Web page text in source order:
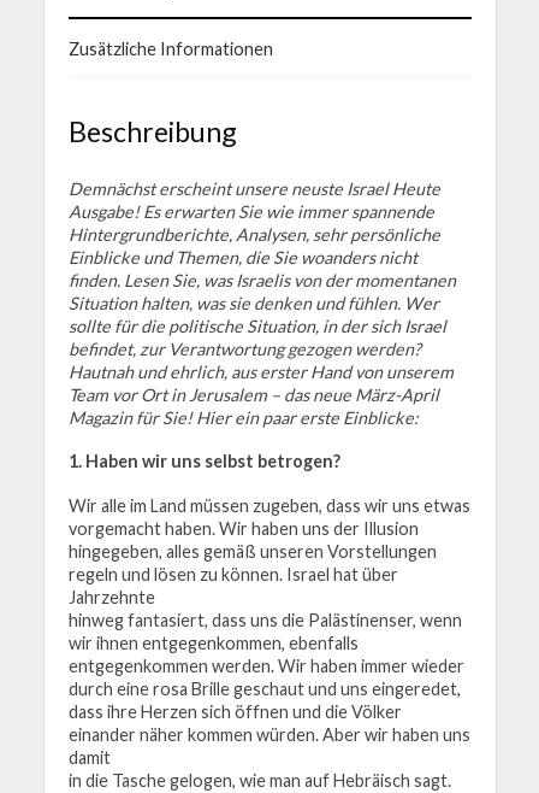
Zusätzliche Informationen
Beschreibung
Demnächst erscheint unsere neuste Israel Heute
Ausgabe! Es erwarten Sie wie immer spannende
Hintergrundberichte, Analysen, sehr persönliche
Einblicke und Themen, die Sie woanders nicht
finden. Lesen Sie, was Israelis von der momentanen
Situation halten, was sie denken und fühlen. Wer
sollte für die politische Situation, in der sich Israel
befindet, zur Verantwortung gezogen werden?
Hautnah und ehrlich, aus erster Hand von unserem
Team vor Ort in Jerusalem – das neue März-April
Magazin für Sie! Hier ein paar erste Einblicke:
1. Haben wir uns selbst betrogen?
Wir alle im Land müssen zugeben, dass wir uns etwas
vorgemacht haben. Wir haben uns der Illusion
hingegeben, alles gemäß unseren Vorstellungen
regeln und lösen zu können. Israel hat über
Jahrzehnte
hinweg fantasiert, dass uns die Palästinenser, wenn
wir ihnen entgegenkommen, ebenfalls
entgegenkommen werden. Wir haben immer wieder
durch eine rosa Brille geschaut und uns eingeredet,
dass ihre Herzen sich öffnen und die Völker
einander näher kommen würden. Aber wir haben uns
damit
in die Tasche gelogen, wie man auf Hebräisch sagt.